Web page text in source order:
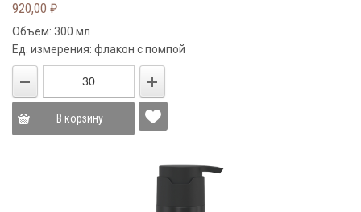
920,00 ₽
Объем: 300 мл
Ед. измерения: флакон с помпой
В корзину